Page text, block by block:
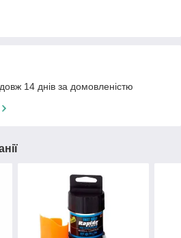
14 днів за домовленістю